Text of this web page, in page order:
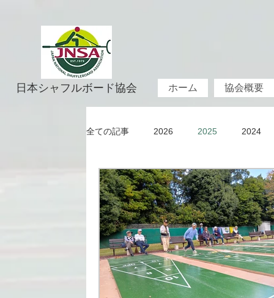
日本シャフルボード協会 ホーム 協会概要
全ての記事 2026 2025 2024
2019 2018 2017 2016
2011 2010 1982~2009